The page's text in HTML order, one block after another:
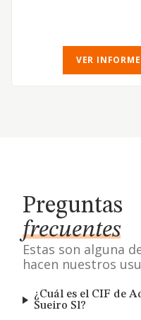
VER INFORME
Preguntas
frecuentes
Estas son alguna
hacen nuestros
¿Cuál es el CIF de
Sueiro Sl?